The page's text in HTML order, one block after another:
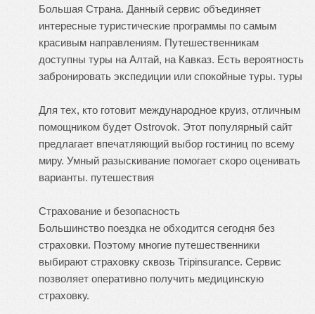
Большая Страна. Данный сервис объединяет
интересные туристические программы по самым
красивым направлениям. Путешественникам
доступны туры на Алтай, на Кавказ. Есть вероятность
забронировать экспедиции или спокойные туры. туры
Для тех, кто готовит международное круиз, отличным
помощником будет Ostrovok. Этот популярный сайт
предлагает впечатляющий выбор гостиниц по всему
миру. Умный разыскивание помогает скоро оценивать
варианты. путешествия
Страхование и безопасность
Большинство поездка не обходится сегодня без
страховки. Поэтому многие путешественники
выбирают страховку сквозь Tripinsurance. Сервис
позволяет оперативно получить медицинскую
страховку.